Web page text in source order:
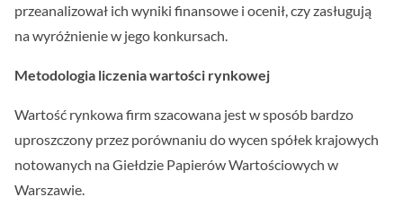
przeanalizował ich wyniki finansowe i ocenił, czy zasługują
na wyróżnienie w jego konkursach.
Metodologia liczenia wartości rynkowej
Wartość rynkowa firm szacowana jest w sposób bardzo
uproszczony przez porównaniu do wycen spółek krajowych
notowanych na Giełdzie Papierów Wartościowych w
Warszawie.